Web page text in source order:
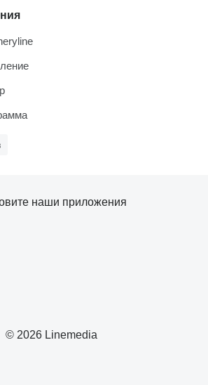
© 2026 Linemedia
наши приложения